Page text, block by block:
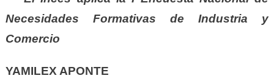
Necesidades Formativas de Industria y
Comercio
YAMILEX APONTE